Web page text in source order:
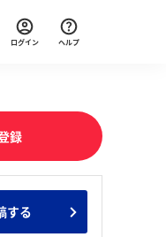
インターン人気企業ランキ
ント一覧
ログイン ヘルプ
録
する